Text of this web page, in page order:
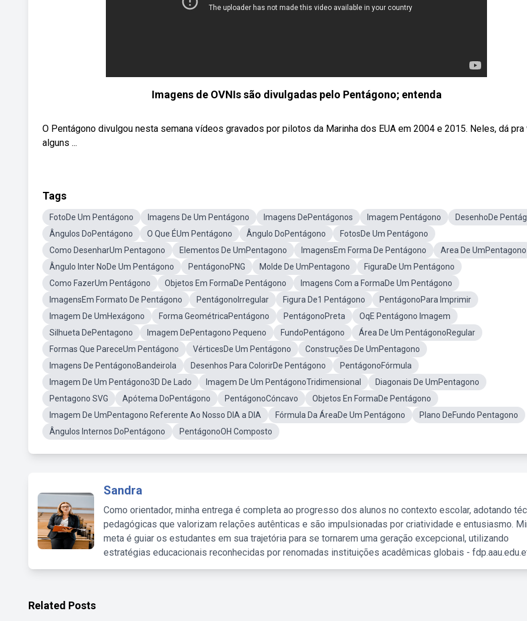
Imagens de OVNIs são divulgadas pelo Pentágono; entenda
O Pentágono divulgou nesta semana vídeos gravados por pilotos da Marinha dos EUA em 2004 e 2015. Neles, dá pra
alguns ...
Tags
FotoDe Um Pentágono Imagens De Um Pentágono Imagens DePentágonos Imagem Pentágono
DesenhoDe
Ângulos DoPentágono
O Que ÉUm Pentágono Ângulo DoPentágono
FotosDe Um Pentágono
Como DesenharUm Pentagono
Elementos De UmPentagono ImagensEm Forma De Pentágono
Area De UmPentagono
Ângulo Inter NoDe Um Pentágono
PentágonoPNG Molde De UmPentagono
FiguraDe Um Pentágono
Como FazerUm Pentágono
Objetos Em FormaDe Pentágono
Imagens Com a FormaDe Um Pentágono
ImagensEm Formato De Pentágono
PentágonoIrregular Figura De1 Pentágono
PentágonoPara Imprimir
Imagem De UmHexágono
Forma GeométricaPentágono PentágonoPreta
OqE Pentágono Imagem
Silhueta DePentagono
Imagem DePentagono Pequeno FundoPentágono
Área De Um PentágonoRegular
Formas Que PareceUm Pentágono
VérticesDe Um Pentágono
Construções De UmPentagono
Imagens De PentágonoBandeirola
Desenhos Para ColorirDe Pentágono
PentágonoFórmula
Imagem De Um Pentágono3D De Lado
Imagem De Um PentágonoTridimensional
Diagonais De UmPentagono
Pentagono SVG
Apótema DoPentágono PentágonoCóncavo
Objetos En FormaDe Pentágono
Imagem De UmPentagono Referente Ao Nosso DIA a DIA
Fórmula Da ÁreaDe Um Pentágono
Plano DeFundo Pentagono
Ângulos Internos DoPentágono
PentágonoOH Composto
Sandra
Como orientador, minha entrega é completa ao progresso dos alunos no contexto escolar, adotando
pedagógicas que valorizam relações autênticas e são impulsionadas por criatividade e entusiasmo.
meta é guiar os estudantes em sua trajetória para se tornarem uma geração excepcional, utilizando
estratégias educacionais reconhecidas por renomadas instituições acadêmicas globais -
Related Posts